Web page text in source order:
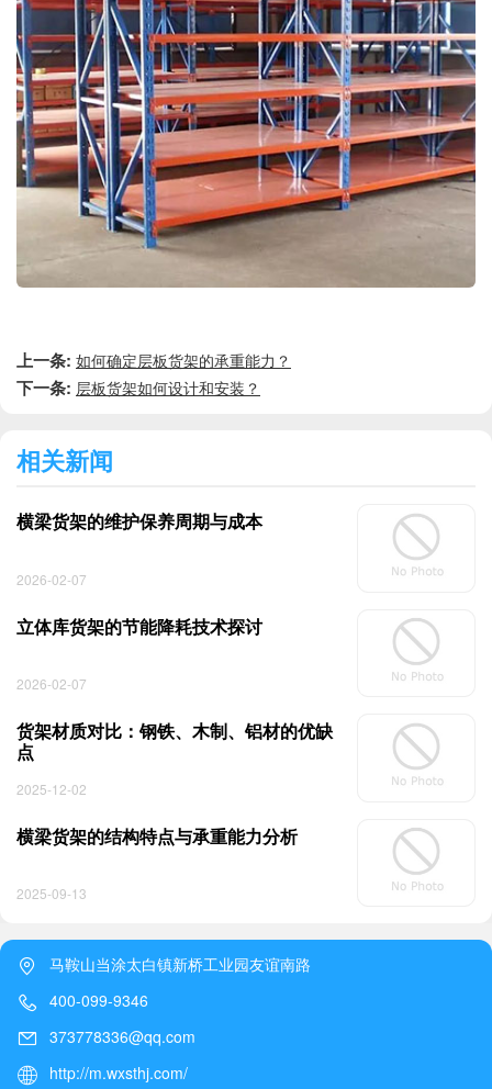
上一条: 如何确定层板货架的承重能力？
下一条: 层板货架如何设计和安装？
相关新闻
横梁货架的维护保养周期与成本
2026-02-07
立体库货架的节能降耗技术探讨
2026-02-07
货架材质对比：钢铁、木制、铝材的优缺
点
2025-12-02
横梁货架的结构特点与承重能力分析
2025-09-13
马鞍山当涂太白镇新桥工业园友谊南路
400-099-9346
373778336@qq.com
http://m.wxsthj.com/